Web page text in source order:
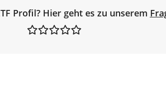
Profil? Hier geht es zu unserem